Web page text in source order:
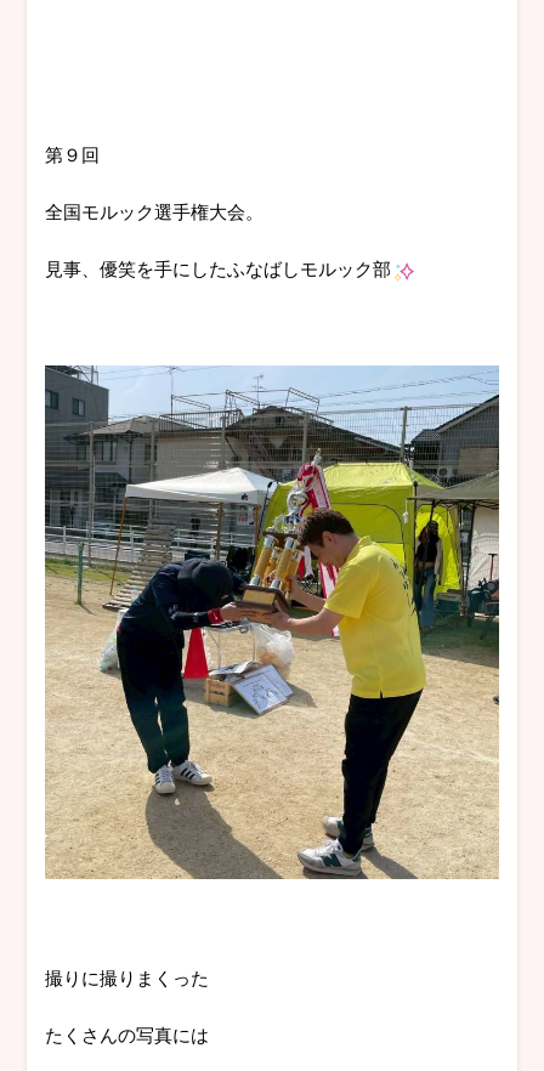
第９回
全国モルック選手権大会。
見事、優笑を手にしたふなばしモルック部
撮りに撮りまくった
たくさんの写真には